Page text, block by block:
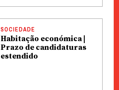
SOCIEDADE
Habitação económica |
Prazo de candidaturas
estendido